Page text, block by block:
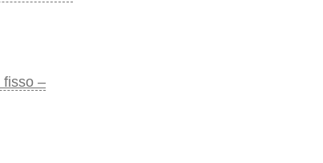
fisso –